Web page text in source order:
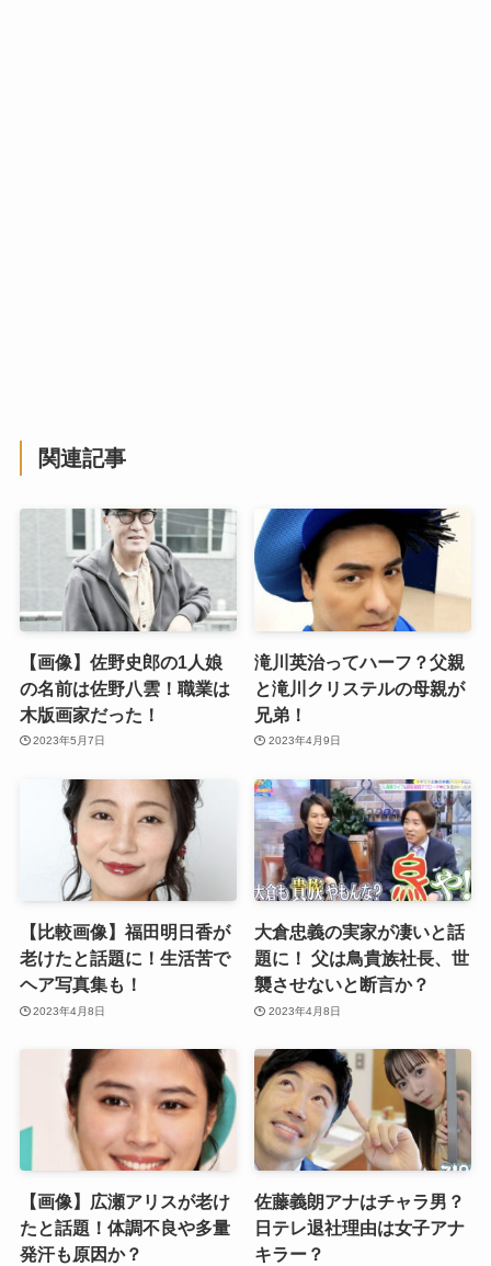
関連記事
【画像】佐野史郎の1人娘
の名前は佐野八雲！職業は
木版画家だった！
2023年5月7日
滝川英治ってハーフ？父親
と滝川クリステルの母親が
兄弟！
2023年4月9日
【比較画像】福田明日香が
老けたと話題に！生活苦で
ヘア写真集も！
2023年4月8日
大倉忠義の実家が凄いと話
題に！ 父は鳥貴族社長、世
襲させないと断言か？
2023年4月8日
【画像】広瀬アリスが老け
たと話題！体調不良や多量
発汗も原因か？
佐藤義朗アナはチャラ男？
日テレ退社理由は女子アナ
キラー？